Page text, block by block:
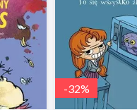
-32%